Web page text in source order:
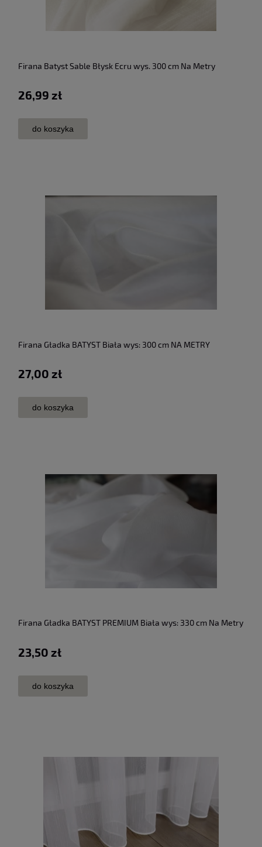
Firana Batyst Sable Błysk Ecru wys. 300 cm Na Metry
26,99 zł
do koszyka
Firana Gładka BATYST Biała wys: 300 cm NA METRY
27,00 zł
do koszyka
Firana Gładka BATYST PREMIUM Biała wys: 330 cm Na Metry
23,50 zł
do koszyka